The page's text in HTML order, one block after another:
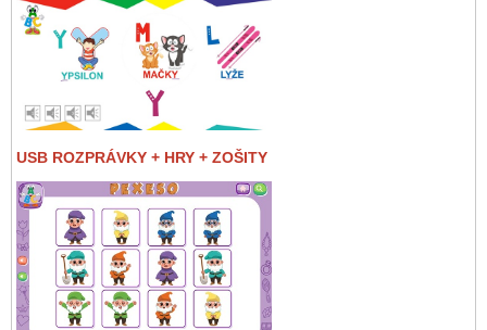
USB ROZPRÁVKY + HRY + ZOŠITY